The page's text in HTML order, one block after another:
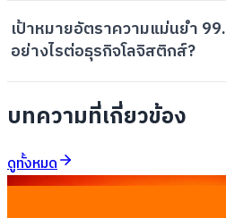
เป้าหมายอัตราความแม่นยำ
อย่างไรต่อธุรกิจโลจิสติกส์?
บทความที่เกี่ยวข้อง
ดูทั้งหมด